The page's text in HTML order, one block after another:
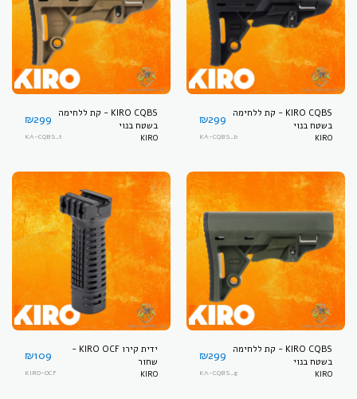
KIRO CQBS - קת ללחימה
בשטח בנוי
₪299
KIRO
KA-CQBS_b
KIRO CQBS - קת ללחימה
בשטח בנוי
₪299
KIRO
KA-CQBS_t
KIRO CQBS - קת ללחימה
בשטח בנוי
₪299
KIRO
KA-CQBS_g
ידית קירו KIRO OCF -
שחור
₪109
KIRO
KIRO-OCF